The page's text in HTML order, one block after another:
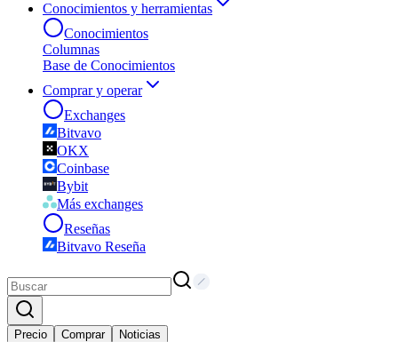
Conocimientos y herramientas
Conocimientos
Columnas
Base de Conocimientos
Comprar y operar
Exchanges
Bitvavo
OKX
Coinbase
Bybit
Más exchanges
Reseñas
Bitvavo Reseña
Precio Comprar Noticias